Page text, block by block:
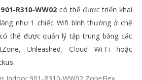
901-R310-WW02có thể được triển khai
như 1 chiếc Wifi bình thường ở chế
thể được quản lý tập trung bằng các
Unleashed, Cloud Wi-Fi hoặc